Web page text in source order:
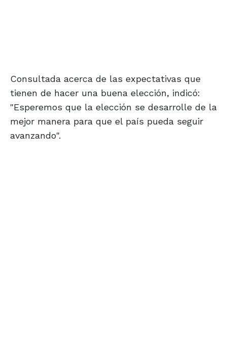
Consultada acerca de las expectativas que
tienen de hacer una buena elección, indicó:
"Esperemos que la elección se desarrolle de la
mejor manera para que el país pueda seguir
avanzando".